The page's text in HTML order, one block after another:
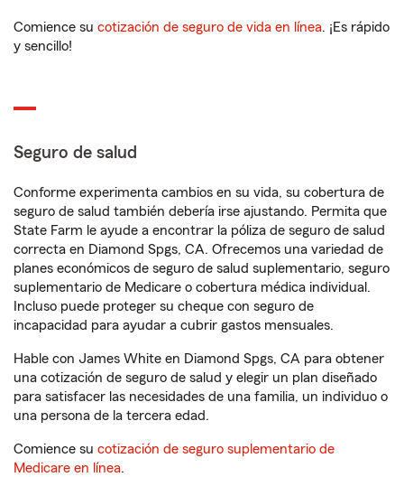
Comience su cotización de seguro de vida en línea. ¡Es rápido
y sencillo!
Seguro de salud
Conforme experimenta cambios en su vida, su cobertura de
seguro de salud también debería irse ajustando. Permita que
State Farm le ayude a encontrar la póliza de seguro de salud
correcta en Diamond Spgs, CA. Ofrecemos una variedad de
planes económicos de seguro de salud suplementario, seguro
suplementario de Medicare o cobertura médica individual.
Incluso puede proteger su cheque con seguro de
incapacidad para ayudar a cubrir gastos mensuales.
Hable con James White en Diamond Spgs, CA para obtener
una cotización de seguro de salud y elegir un plan diseñado
para satisfacer las necesidades de una familia, un individuo o
una persona de la tercera edad.
Comience su cotización de seguro suplementario de
Medicare en línea.